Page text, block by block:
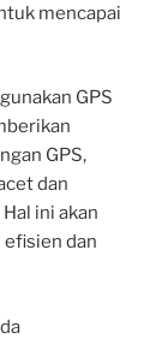
mencapai
GPS
GPS,
dan
ini akan
dan